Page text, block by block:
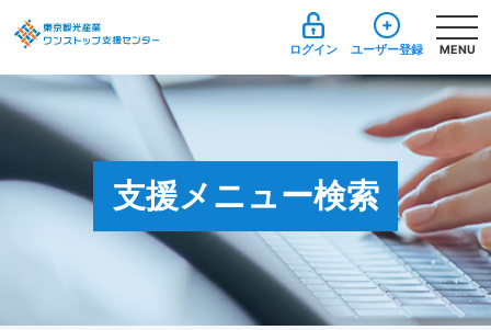
ログイン ユーザー登録 MENU
支援メニュー検索